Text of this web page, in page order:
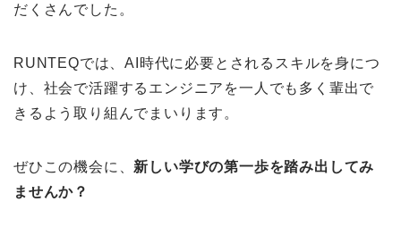
だくさんでした。
RUNTEQでは、AI時代に必要とされるスキルを身につ
け、社会で活躍するエンジニアを一人でも多く輩出で
きるよう取り組んでまいります。
ぜひこの機会に、 新しい学びの第一歩を踏み出してみ
ませんか？